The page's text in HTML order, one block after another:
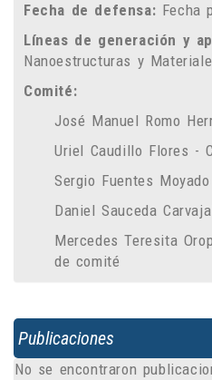
Fecha de defensa: Fecha
Líneas de generación y
Nanoestructuras y
Comité:
José Manuel Romo
Uriel Caudillo Flores -
Sergio Fuentes
Daniel Sauceda
Mercedes Teresita
de comité
Publicaciones
No se encontraron